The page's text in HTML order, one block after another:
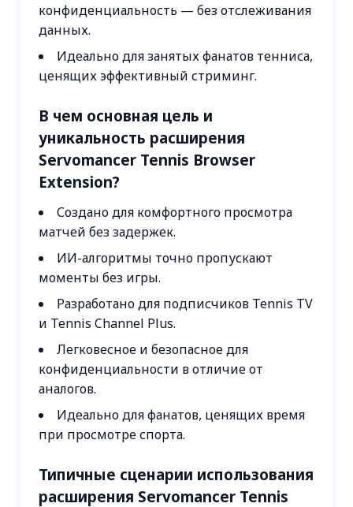
конфиденциальность — без отслеживания
данных.
Идеально для занятых фанатов тенниса,
ценящих эффективный стриминг.
В чем основная цель и
уникальность расширения
Servomancer Tennis Browser
Extension?
Создано для комфортного просмотра
матчей без задержек.
ИИ-алгоритмы точно пропускают
моменты без игры.
Разработано для подписчиков Tennis TV
и Tennis Channel Plus.
Легковесное и безопасное для
конфиденциальности в отличие от
аналогов.
Идеально для фанатов, ценящих время
при просмотре спорта.
Типичные сценарии использования
расширения Servomancer Tennis